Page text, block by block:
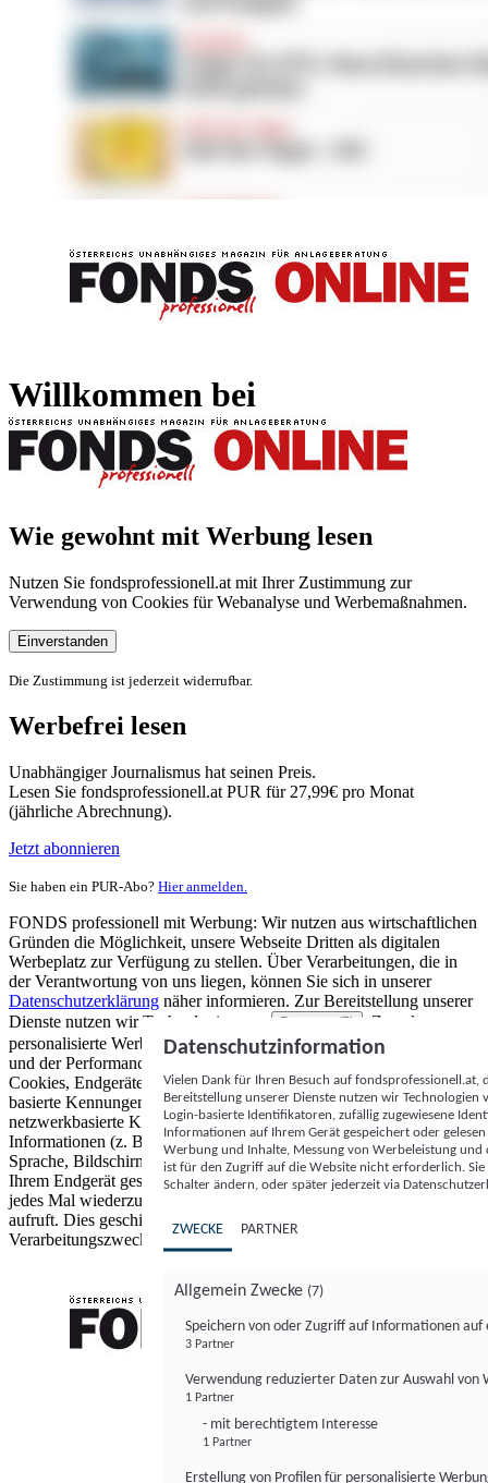
Willkommen bei
Wie gewohnt mit Werbung lesen
Nutzen Sie fondsprofessionell.at mit Ihrer Zustimmung zur
Verwendung von Cookies für Webanalyse und Werbemaßnahmen.
Einverstanden
Die Zustimmung ist jederzeit widerrufbar.
Werbefrei lesen
Unabhängiger Journalismus hat seinen Preis.
Lesen Sie fondsprofessionell.at PUR für 27,99€ pro Monat
(jährliche Abrechnung).
Jetzt abonnieren
Sie haben ein PUR-Abo? Hier anmelden.
FONDS professionell mit Werbung: Wir nutzen aus wirtschaftlichen
Gründen die Möglichkeit, unsere Webseite Dritten als digitalen
Werbeplatz zur Verfügung zu stellen. Über Verarbeitungen, die in
der Verantwortung von uns liegen, können Sie sich in unserer
Datenschutzerklärung näher informieren. Zur Bereitstellung unserer
Dienste nutzen wir Technologien von
Partnern (5)
. Zwecke:
personalisierte Werbung und Inhalte, Messung von Werbeleistung
und der Performance von Inhalten sowie Zielgruppenforschung.
Cookies, Endgeräte- oder ähnliche Online-Kennungen (z. B. login-
basierte Kennungen, zufällig generierte Kennungen,
netzwerkbasierte Kennungen) können zusammen mit anderen
Informationen (z. B. Browsertyp und Browserinformationen,
Sprache, Bildschirmgröße, unterstützte Technologien usw.) auf
Ihrem Endgerät gespeichert oder von dort ausgelesen werden, um es
jedes Mal wiederzuerkennen, wenn es eine App oder einer Webseite
aufruft. Dies geschieht für einen oder mehrere der hier aufgeführten
Verarbeitungszwecke.
Datenschutzinformation
Vielen Dank für Ihren Besuch auf
Bereitstellung unserer Dienste nutzen wir Technologien
Login-basierte Identifikatoren, zufällig zugewiesene
Informationen auf Ihrem Gerät gespeichert oder
Werbung und Inhalte, Messung von Werbeleistung
ist für den Zugriff auf die Website nicht erforderlich.
Schalter ändern, oder später jederzeit via
ZWECKE PARTNER
Allgemein Zwecke (7)
Speichern von oder Zugriff auf Informationen auf
3 Partner
Verwendung reduzierter Daten zur Auswahl von
1 Partner
- mit berechtigtem Interesse
1 Partner
Erstellung von Profilen für personalisierte
FONDS professionell